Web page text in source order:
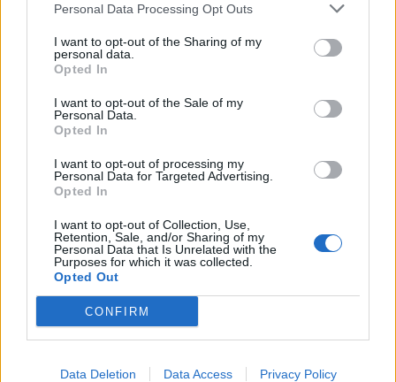
Personal Data Processing Opt Outs
I want to opt-out of the Sharing of my
personal data.
Opted In
I want to opt-out of the Sale of my
Personal Data.
Opted In
I want to opt-out of processing my
Personal Data for Targeted Advertising.
Opted In
I want to opt-out of Collection, Use,
Retention, Sale, and/or Sharing of my
Personal Data that Is Unrelated with the
Purposes for which it was collected.
Opted Out
CONFIRM
Data Deletion Data Access Privacy Policy
butonin e ashensorit edhe
pasi është aktivizuar?
psikologjia
kthehet majtas? Detaji që
Nga kujdestari i shkollës
te kuzhinierja në
supermarket, çfarë zbuloi
Pse disa njerëz
pretendojnë se dinë
gjithçka dhe e zhvendosin